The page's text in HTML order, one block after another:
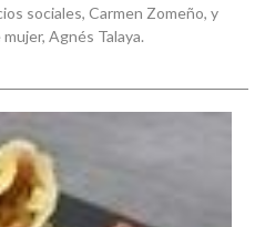
sociales, Carmen Zomeño, y
Agnés Talaya.